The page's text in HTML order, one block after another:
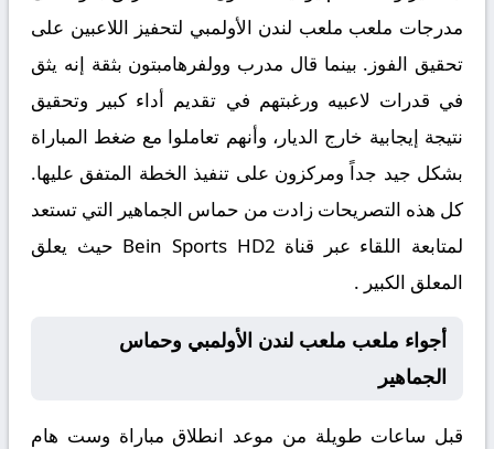
مدرجات ملعب ملعب لندن الأولمبي لتحفيز اللاعبين على
تحقيق الفوز. بينما قال مدرب وولفرهامبتون بثقة إنه يثق
في قدرات لاعبيه ورغبتهم في تقديم أداء كبير وتحقيق
نتيجة إيجابية خارج الديار، وأنهم تعاملوا مع ضغط المباراة
بشكل جيد جداً ومركزون على تنفيذ الخطة المتفق عليها.
كل هذه التصريحات زادت من حماس الجماهير التي تستعد
لمتابعة اللقاء عبر قناة Bein Sports HD2 حيث يعلق
المعلق الكبير .
أجواء ملعب ملعب لندن الأولمبي وحماس
الجماهير
قبل ساعات طويلة من موعد انطلاق مباراة وست هام